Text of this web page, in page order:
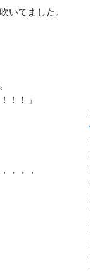
いてました。
！！」
・・・